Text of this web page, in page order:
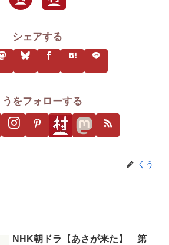
シェアする
うをフォローする
くう
NHK朝ドラ【あさが来た】 第